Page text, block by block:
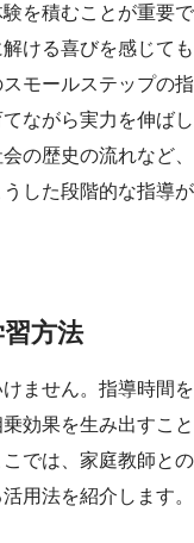
を積むことが重要で
ける喜びを感じても
モールステップの指
ながら実力を伸ばし
の歴史の流れなど、
した段階的な指導が
方法
ません。指導時間を
効果を生み出すこと
では、家庭教師との
用法を紹介します。